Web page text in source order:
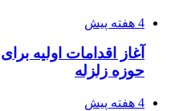
4 هفته پیش
آغاز اقدامات اولیه
حوزه زلزله
4 هفته پیش